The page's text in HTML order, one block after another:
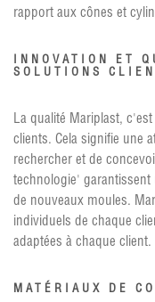
rapport aux cônes et
INNOVATION ET
SOLUTIONS
La qualité Mariplast,
clients. Cela signifie une
rechercher et de
technologie' garantissent
de nouveaux moules.
individuels de chaque
adaptées à chaque client.
MATÉRIAUX DE